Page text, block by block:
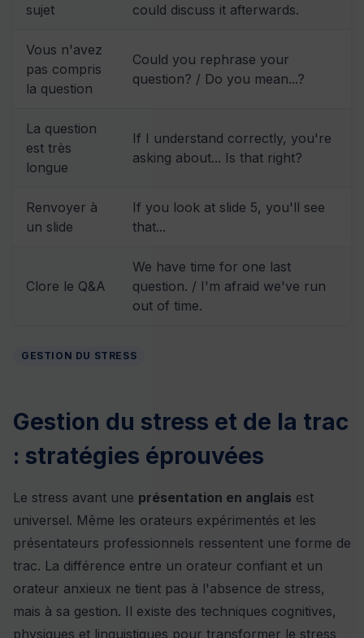
sujet
could discuss it afterwards.
Vous n'avez
pas compris
la question
Could you rephrase your
question? / Do you mean...?
La question
est très
longue
If I understand correctly, you're
asking about... Is that right?
Renvoyer à
un slide
If you look at slide 5, you'll see
that...
Clore le Q&A
We have time for one last
question. / I'm afraid we've run
out of time.
GESTION DU STRESS
Gestion du stress et de la trac
: stratégies éprouvées
Le stress avant une présentation en anglais est
universel. Même les orateurs expérimentés et les
présentateurs professionnels ressentent une forme de
trac. La différence entre un orateur confiant et un
orateur anxieux ne tient pas à l'absence de stress,
mais à sa gestion. Il existe des techniques cognitives,
physiques et linguistiques pour transformer le stress